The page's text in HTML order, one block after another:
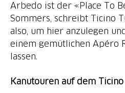
Arbedo ist der «Place To
Sommers, schreibt Ticino
also, um hier anzulegen
einem gemütlichen Apéro
lassen.
Kanutouren auf dem Ticino